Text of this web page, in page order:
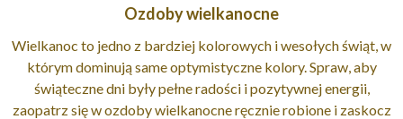
Ozdoby wielkanocne
Wielkanoc to jedno z bardziej kolorowych i wesołych świąt, w
którym dominują same optymistyczne kolory. Spraw, aby
świąteczne dni były pełne radości i pozytywnej energii,
zaopatrz się w ozdoby wielkanocne ręcznie robione i zaskocz